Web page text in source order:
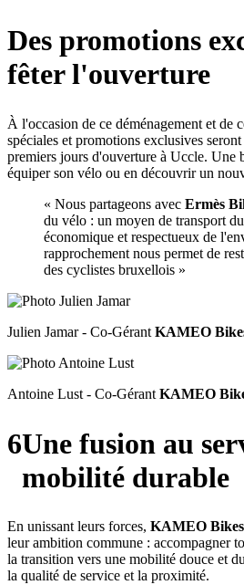
Des promotions
fêter l'ouverture
À l'occasion de ce déménagement et de
spéciales et promotions exclusives
premiers jours d'ouverture à Uccle. Une
équiper son vélo ou en découvrir un
« Nous partageons avec Ermès
du vélo : un moyen de transport
économique et respectueux de
rapprochement nous permet de
des cyclistes bruxellois »
Julien Jamar - Co-Gérant KAMEO
Antoine Lust - Co-Gérant KAMEO
6Une fusion au
mobilité durable
En unissant leurs forces, KAMEO Bikes
leur ambition commune : accompagner
la transition vers une mobilité douce et
la qualité de service et la proximité.